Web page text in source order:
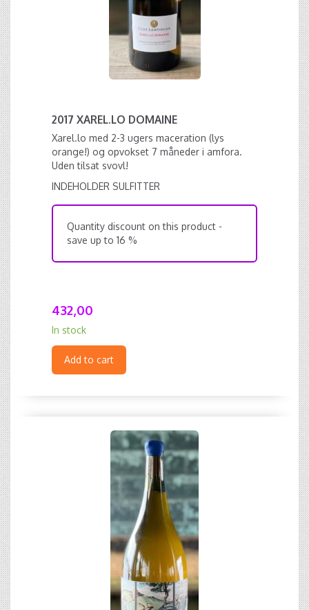
2017 XAREL.LO DOMAINE
Xarel.lo med 2-3 ugers maceration (lys
orange!) og opvokset 7 måneder i amfora.
Uden tilsat svovl!
INDEHOLDER SULFITTER
Quantity discount on this product -
save up to 16 %
432,00
In stock
Add to cart